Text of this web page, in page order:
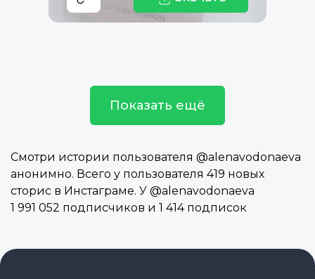
Показать ещё
Смотри истории пользователя @alenavodonaeva
анонимно. Всего у пользователя 419 новых
сторис в Инстаграме. У @alenavodonaeva
1 991 052 подписчиков и 1 414 подписок